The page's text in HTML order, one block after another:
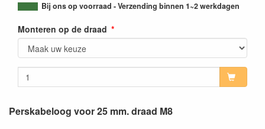
Bij ons op voorraad - Verzending binnen 1~2 werkdagen
Monteren op de draad
Perskabeloog voor 25 mm. draad M8